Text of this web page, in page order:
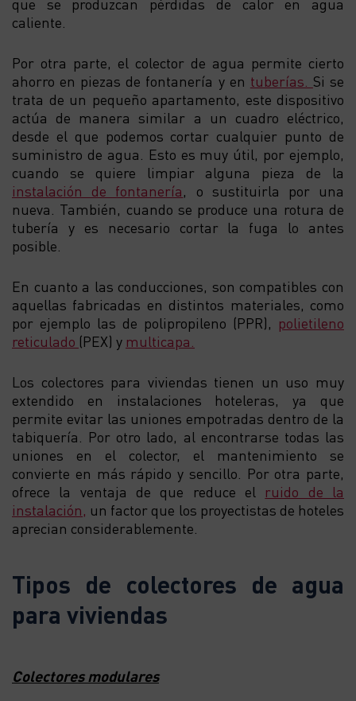
que se produzcan pérdidas de calor en agua
caliente.
Por otra parte, el colector de agua permite cierto
ahorro en piezas de fontanería y en tuberías. Si se
trata de un pequeño apartamento, este dispositivo
actúa de manera similar a un cuadro eléctrico,
desde el que podemos cortar cualquier punto de
suministro de agua. Esto es muy útil, por ejemplo,
cuando se quiere limpiar alguna pieza de la
instalación de fontanería, o sustituirla por una
nueva. También, cuando se produce una rotura de
tubería y es necesario cortar la fuga lo antes
posible.
En cuanto a las conducciones, son compatibles con
aquellas fabricadas en distintos materiales, como
por ejemplo las de polipropileno (PPR), polietileno
reticulado (PEX) y multicapa.
Los colectores para viviendas tienen un uso muy
extendido en instalaciones hoteleras, ya que
permite evitar las uniones empotradas dentro de la
tabiquería. Por otro lado, al encontrarse todas las
uniones en el colector, el mantenimiento se
convierte en más rápido y sencillo. Por otra parte,
ofrece la ventaja de que reduce el ruido de la
instalación, un factor que los proyectistas de hoteles
aprecian considerablemente.
Tipos de colectores de agua
para viviendas
Colectores modulares